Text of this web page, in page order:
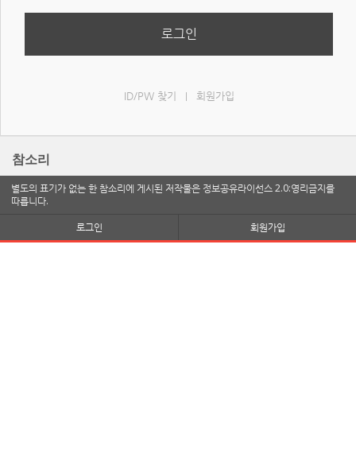
로그인
ID/PW 찾기 회원가입
참소리
별도의 표기가 없는 한 참소리에 게시된 저작물은 정보공유라이선스 2.0:영리금지를
따릅니다.
로그인
회원가입